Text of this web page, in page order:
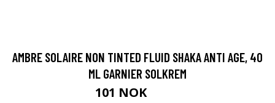
AMBRE SOLAIRE NON TINTED FLUID SHAKA ANTI AGE, 40
ML GARNIER SOLKREM
101 NOK